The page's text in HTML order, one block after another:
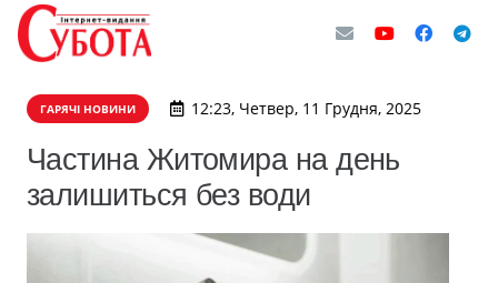
ГАРЯЧІ НОВИНИ 12:23, Четвер, 11 Грудня, 2025
Частина Житомира на день
залишиться без води